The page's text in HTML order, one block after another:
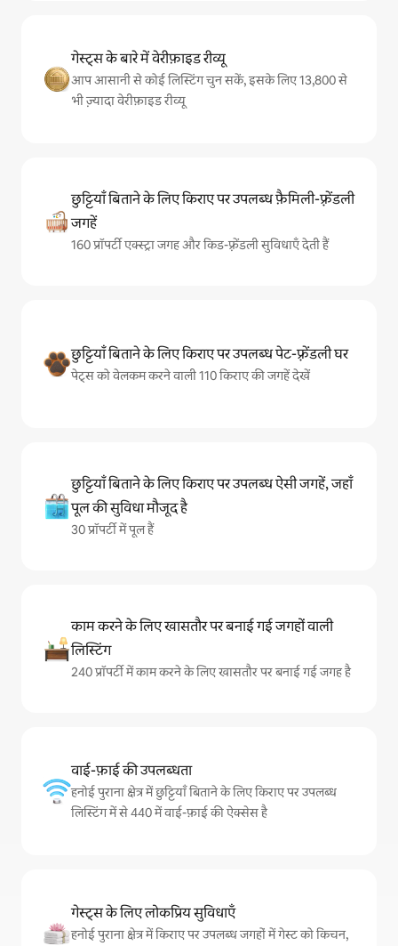
गेस्ट्स के बारे में वेरीफ़ाइड रीव्यू
आप आसानी से कोई लिस्टिंग चुन सकें, इसके लिए 13,800 से
भी ज़्यादा वेरीफ़ाइड रीव्यू
छुट्टियाँ बिताने के लिए किराए पर उपलब्ध फ़ैमिली-फ़्रेंडली
जगहें
160 प्रॉपर्टी एक्स्ट्रा जगह और किड-फ़्रेंडली सुविधाएँ देती हैं
छुट्टियाँ बिताने के लिए किराए पर उपलब्ध पेट-फ़्रेंडली घर
पेट्स को वेलकम करने वाली 110 किराए की जगहें देखें
छुट्टियाँ बिताने के लिए किराए पर उपलब्ध ऐसी जगहें, जहाँ
पूल की सुविधा मौजूद है
30 प्रॉपर्टी में पूल हैं
काम करने के लिए खासतौर पर बनाई गई जगहों वाली
लिस्टिंग
240 प्रॉपर्टी में काम करने के लिए खासतौर पर बनाई गई जगह है
वाई-फ़ाई की उपलब्धता
हनोई पुराना क्षेत्र में छुट्टियाँ बिताने के लिए किराए पर उपलब्ध
लिस्टिंग में से 440 में वाई-फ़ाई की ऐक्सेस है
गेस्ट्स के लिए लोकप्रिय सुविधाएँ
हनोई पुराना क्षेत्र में किराए पर उपलब्ध जगहों में गेस्ट को किचन,